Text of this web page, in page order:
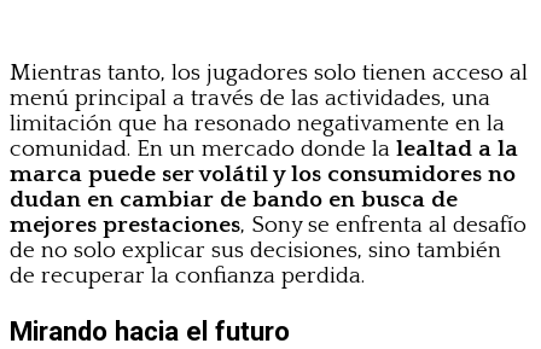
Mientras tanto, los jugadores solo tienen acceso al
menú principal a través de las actividades, una
limitación que ha resonado negativamente en la
comunidad. En un mercado donde la lealtad a la
marca puede ser volátil y los consumidores no
dudan en cambiar de bando en busca de
mejores prestaciones, Sony se enfrenta al desafío
de no solo explicar sus decisiones, sino también
de recuperar la confianza perdida.
Mirando hacia el futuro